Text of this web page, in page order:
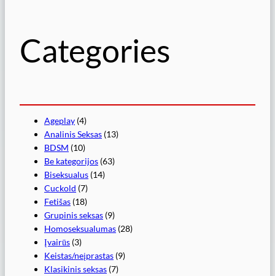
Categories
Ageplay (4)
Analinis Seksas (13)
BDSM (10)
Be kategorijos (63)
Biseksualus (14)
Cuckold (7)
Fetišas (18)
Grupinis seksas (9)
Homoseksualumas (28)
Įvairūs (3)
Keistas/neįprastas (9)
Klasikinis seksas (7)